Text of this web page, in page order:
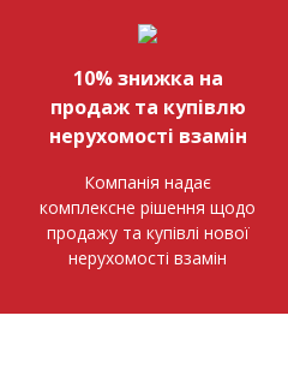
10% знижка на
продаж та купівлю
нерухомості взамін
Компанія надає
комплексне рішення щодо
продажу та купівлі нової
нерухомості взамін